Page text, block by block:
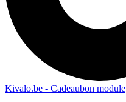
Kivalo.be - Cadeaubon module